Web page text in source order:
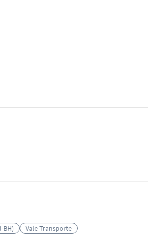
BH) Vale Transporte